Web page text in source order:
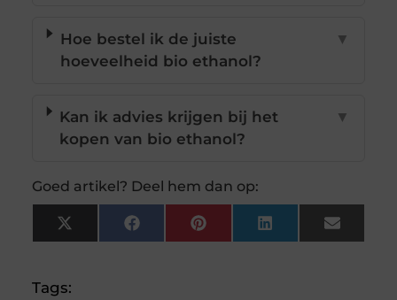
Hoe bestel ik de juiste
hoeveelheid bio ethanol?
▼
Kan ik advies krijgen bij het
kopen van bio ethanol?
▼
Goed artikel? Deel hem dan op:
X
(Twitter)
FacebookPinterestLinkedInEmail
Tags: